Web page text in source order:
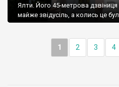
Ялти. Його 45-метрова дзвіниця
майже звідусіль, а колись це
1 2 3 4